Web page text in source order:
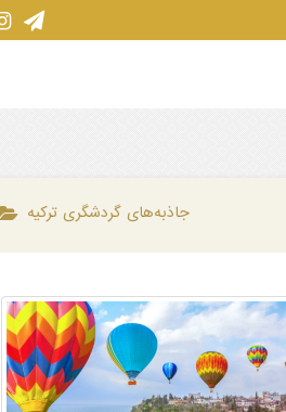
جاذبه‌های گردشگری ترکیه